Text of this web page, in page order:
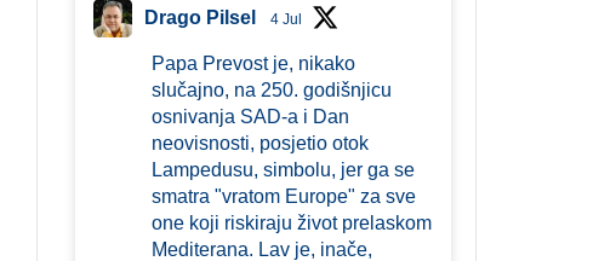
Drago Pilsel 4 Jul
Papa Prevost je, nikako
slučajno, na 250. godišnjicu
osnivanja SAD-a i Dan
neovisnosti, posjetio otok
Lampedusu, simbolu, jer ga se
smatra "vratom Europe" za sve
one koji riskiraju život prelaskom
Mediterana. Lav je, inače,